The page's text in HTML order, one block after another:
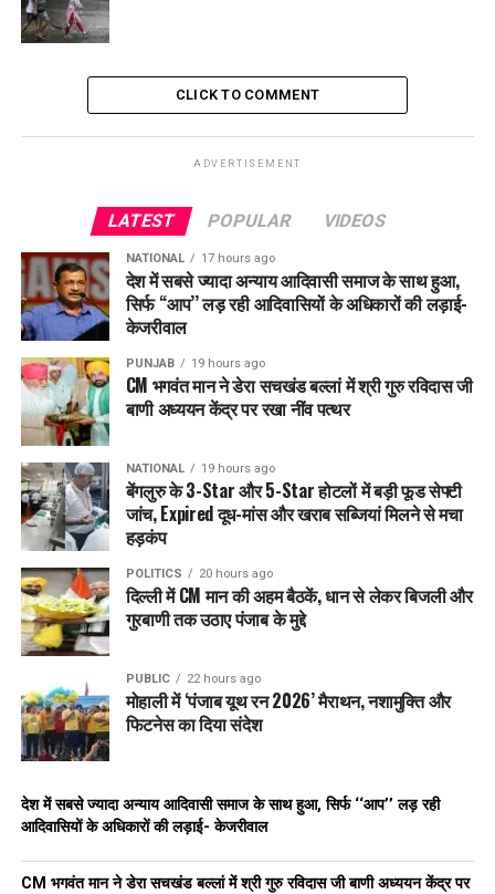
CLICK TO COMMENT
ADVERTISEMENT
LATEST POPULAR VIDEOS
NATIONAL 17 hours ago
देश में सबसे ज्यादा अन्याय आदिवासी समाज के साथ हुआ,
सिर्फ ‘‘आप’’ लड़ रही आदिवासियों के अधिकारों की लड़ाई-
केजरीवाल
PUNJAB 19 hours ago
CM भगवंत मान ने डेरा सचखंड बल्लां में श्री गुरु रविदास जी
बाणी अध्ययन केंद्र पर रखा नींव पत्थर
NATIONAL 19 hours ago
बेंगलुरु के 3-Star और 5-Star होटलों में बड़ी फूड सेफ्टी
जांच, Expired दूध-मांस और खराब सब्जियां मिलने से मचा
हड़कंप
POLITICS 20 hours ago
दिल्ली में CM मान की अहम बैठकें, धान से लेकर बिजली और
गुरबाणी तक उठाए पंजाब के मुद्दे
PUBLIC 22 hours ago
मोहाली में ‘पंजाब यूथ रन 2026’ मैराथन, नशामुक्ति और
फिटनेस का दिया संदेश
देश में सबसे ज्यादा अन्याय आदिवासी समाज के साथ हुआ, सिर्फ ‘‘आप’’ लड़ रही
आदिवासियों के अधिकारों की लड़ाई- केजरीवाल
CM भगवंत मान ने डेरा सचखंड बल्लां में श्री गुरु रविदास जी बाणी अध्ययन केंद्र पर